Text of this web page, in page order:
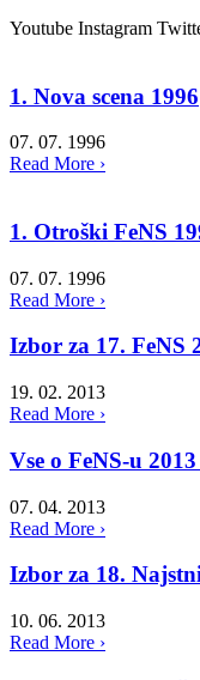
Youtube Instagram
1. Nova scena 1996
07. 07. 1996
Read More ›
1. Otroški FeNS
07. 07. 1996
Read More ›
Izbor za 17. FeNS
19. 02. 2013
Read More ›
Vse o FeNS-u
07. 04. 2013
Read More ›
Izbor za 18.
10. 06. 2013
Read More ›